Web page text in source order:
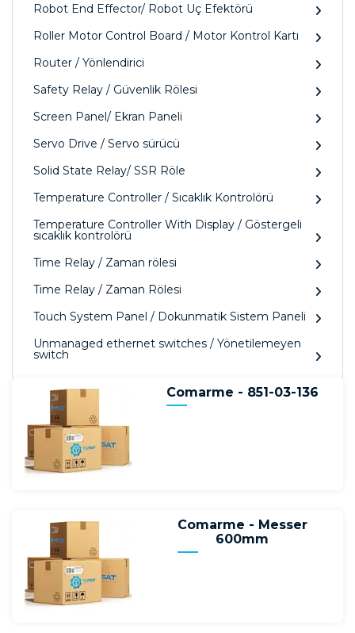
Robot End Effector/ Robot Uç Efektörü
Roller Motor Control Board / Motor Kontrol Kartı
Router / Yönlendirici
Safety Relay / Güvenlik Rölesi
Screen Panel/ Ekran Paneli
Servo Drive / Servo sürücü
Solid State Relay/ SSR Röle
Temperature Controller / Sıcaklık Kontrolörü
Temperature Controller With Display / Göstergeli
sıcaklık kontrolörü
Time Relay / Zaman rölesi
Time Relay / Zaman Rölesi
Touch System Panel / Dokunmatik Sistem Paneli
Unmanaged ethernet switches / Yönetilemeyen
switch
Comarme - 851-03-136
Comarme - Messer
600mm